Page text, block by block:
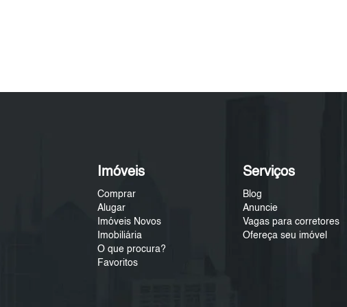
Imóveis
Comprar
Alugar
Imóveis Novos
Imobiliária
O que procura?
Favoritos
Serviços
Blog
Anuncie
Vagas para corretores
Ofereça seu imóvel